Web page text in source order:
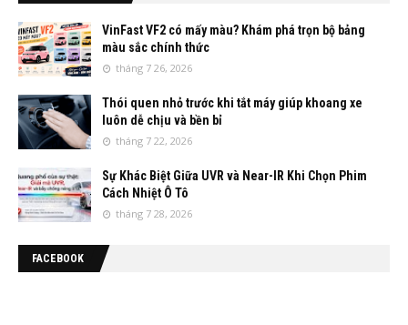
VinFast VF2 có mấy màu? Khám phá trọn bộ bảng
màu sắc chính thức
tháng 7 26, 2026
Thói quen nhỏ trước khi tắt máy giúp khoang xe
luôn dễ chịu và bền bỉ
tháng 7 22, 2026
Sự Khác Biệt Giữa UVR và Near-IR Khi Chọn Phim
Cách Nhiệt Ô Tô
tháng 7 28, 2026
FACEBOOK